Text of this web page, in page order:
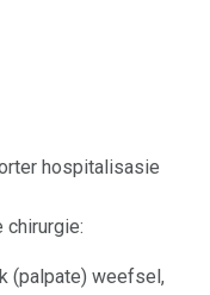
hospitalisasie
chirurgie:
(palpate) weefsel,